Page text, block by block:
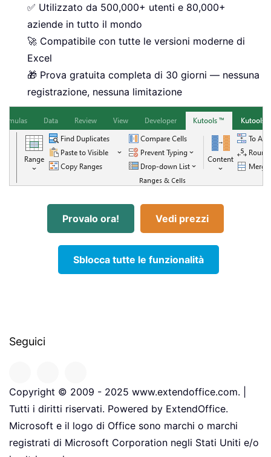
✅ Utilizzato da 500,000+ utenti e 80,000+
aziende in tutto il mondo
🚀 Compatibile con tutte le versioni moderne di
Excel
🎁 Prova gratuita completa di 30 giorni — nessuna
registrazione, nessuna limitazione
Provalo ora! Vedi prezzi
Sblocca tutte le funzionalità
Seguici
Copyright © 2009 - 2025 www.extendoffice.com. |
Tutti i diritti riservati. Powered by ExtendOffice.
Microsoft e il logo di Office sono marchi o marchi
registrati di Microsoft Corporation negli Stati Uniti e/o